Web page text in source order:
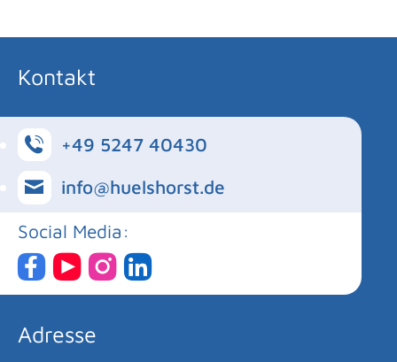
Kontakt
+49 5247 40430
info@huelshorst.de
Social Media:
Adresse